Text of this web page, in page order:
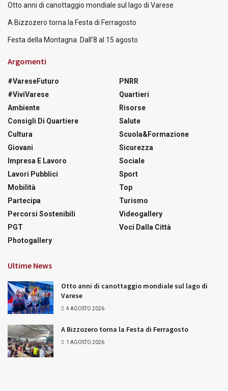
Otto anni di canottaggio mondiale sul lago di Varese
A Bizzozero torna la Festa di Ferragosto
Festa della Montagna. Dall’8 al 15 agosto
Argomenti
#VareseFuturo
#ViviVarese
Ambiente
Consigli Di Quartiere
Cultura
Giovani
Impresa E Lavoro
Lavori Pubblici
Mobilità
Partecipa
Percorsi Sostenibili
PGT
Photogallery
PNRR
Quartieri
Risorse
Salute
Scuola&Formazione
Sicurezza
Sociale
Sport
Top
Turismo
Videogallery
Voci Dalla Città
Ultime News
Otto anni di canottaggio mondiale sul lago di
Varese
4 AGOSTO 2026
A Bizzozero torna la Festa di Ferragosto
1 AGOSTO 2026